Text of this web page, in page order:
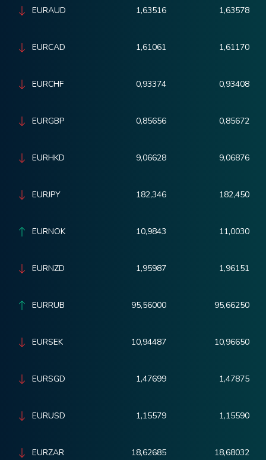
EURAUD 1,63516 1,63578
EURCAD 1,61061 1,61170
EURCHF 0,93374 0,93408
EURGBP 0,85656 0,85672
EURHKD 9,06628 9,06876
EURJPY 182,346 182,450
EURNOK 10,9843 11,0030
EURNZD 1,95987 1,96151
EURRUB 95,56000 95,66250
EURSEK 10,94487 10,96650
EURSGD 1,47699 1,47875
EURUSD 1,15579 1,15590
EURZAR 18,62685 18,68032